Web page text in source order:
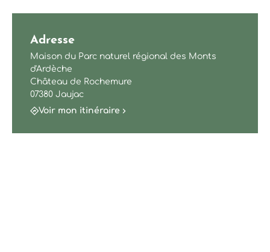
Adresse
Maison du Parc naturel régional des Monts
d'Ardèche
Château de Rochemure
07380 Jaujac
Voir mon itinéraire